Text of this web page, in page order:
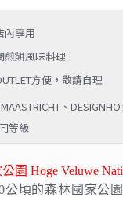
內享用
煎餅風味料理
方便，敬請自理
MAASTRICHT、
等級
園 Hoge Veluwe
公頃的森林國家公